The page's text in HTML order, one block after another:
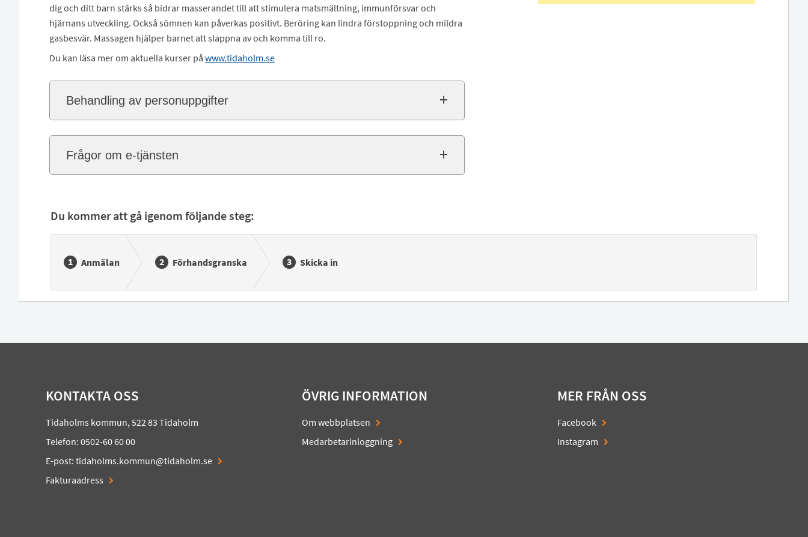
dig och ditt barn stärks så bidrar masserandet till att stimulera matsmältning, immunförsvar och
hjärnans utveckling. Också sömnen kan påverkas positivt. Beröring kan lindra förstoppning och mildra
gasbesvär. Massagen hjälper barnet att slappna av och komma till ro.
Du kan läsa mer om aktuella kurser på www.tidaholm.se
Behandling av personuppgifter
Frågor om e-tjänsten
Du kommer att gå igenom följande steg:
Anmälan Förhandsgranska Skicka in
KONTAKTA OSS
Tidaholms kommun, 522 83 Tidaholm
Telefon: 0502-60 60 00
E-post:tidaholms.kommun@tidaholm.se
Fakturaadress
ÖVRIG INFORMATION
Om webbplatsen
Medarbetarinloggning
MER FRÅN OSS
Facebook
Instagram